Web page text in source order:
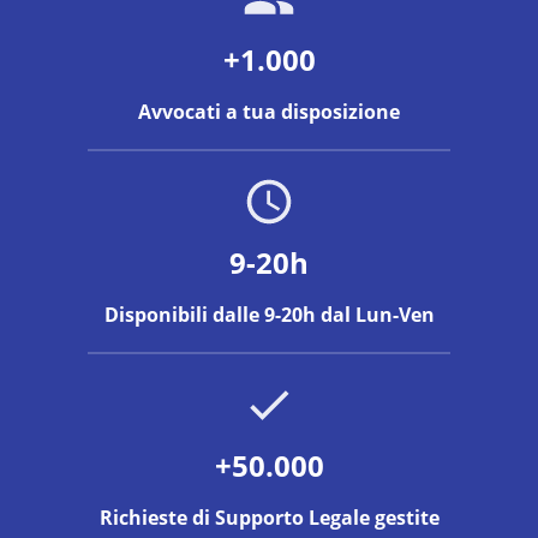
+1.000
Avvocati a tua disposizione
9-20h
Disponibili dalle 9-20h dal Lun-Ven
+50.000
Richieste di Supporto Legale gestite